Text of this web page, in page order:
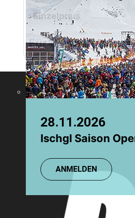
28.11.2026
Ischgl Saison
ANMELDEN
08.08.2026
TR:
ANMELDEN
Einzelpreis
Für diese